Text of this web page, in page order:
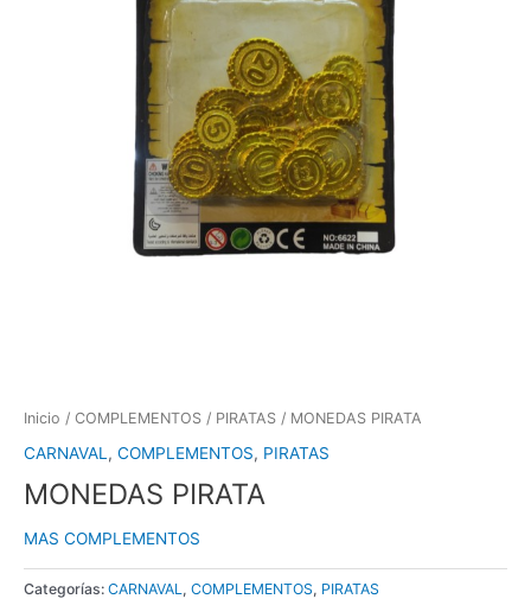
Inicio / COMPLEMENTOS / PIRATAS / MONEDAS PIRATA
CARNAVAL, COMPLEMENTOS, PIRATAS
MONEDAS PIRATA
MAS COMPLEMENTOS
Categorías: CARNAVAL , COMPLEMENTOS, PIRATAS